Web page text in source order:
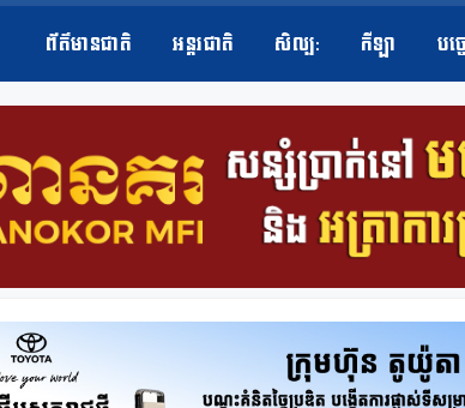
ព័ត៌មានជាតិ អន្តរជាតិ សិល្ប​: កីឡា បច្